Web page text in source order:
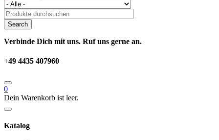
Verbinde Dich mit uns. Ruf uns gerne an.
+49 4435 407960
0
Dein Warenkorb ist leer.
Katalog